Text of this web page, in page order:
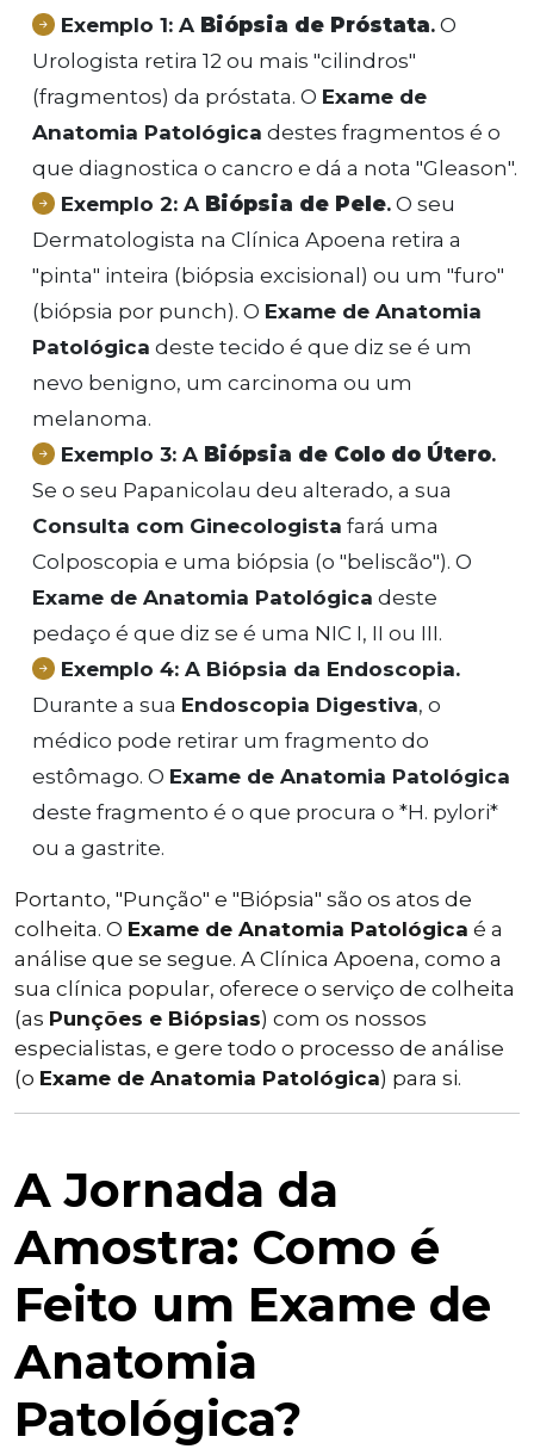
Exemplo 1: A Biópsia de Próstata. O
Urologista retira 12 ou mais "cilindros"
(fragmentos) da próstata. O Exame de
Anatomia Patológica destes fragmentos é o
que diagnostica o cancro e dá a nota "Gleason".
Exemplo 2: A Biópsia de Pele. O seu
Dermatologista na Clínica Apoena retira a
"pinta" inteira (biópsia excisional) ou um "furo"
(biópsia por punch). O Exame de Anatomia
Patológica deste tecido é que diz se é um
nevo benigno, um carcinoma ou um
melanoma.
Exemplo 3: A Biópsia de Colo do Útero.
Se o seu Papanicolau deu alterado, a sua
Consulta com Ginecologista fará uma
Colposcopia e uma biópsia (o "beliscão"). O
Exame de Anatomia Patológica deste
pedaço é que diz se é uma NIC I, II ou III.
Exemplo 4: A Biópsia da Endoscopia.
Durante a sua Endoscopia Digestiva, o
médico pode retirar um fragmento do
estômago. O Exame de Anatomia Patológica
deste fragmento é o que procura o *H. pylori*
ou a gastrite.
Portanto, "Punção" e "Biópsia" são os atos de
colheita. O Exame de Anatomia Patológica é a
análise que se segue. A Clínica Apoena, como a
sua clínica popular, oferece o serviço de colheita
(as Punções e Biópsias) com os nossos
especialistas, e gere todo o processo de análise
(o Exame de Anatomia Patológica) para si.
A Jornada da
Amostra: Como é
Feito um Exame de
Anatomia
Patológica?